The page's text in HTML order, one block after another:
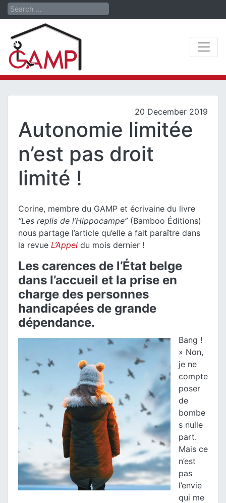
Search
20 December 2019
Autonomie limitée
n’est pas droit
limité !
Corine, membre du GAMP et écrivaine du livre
“Les replis de l’Hippocampe” (Bamboo Éditions)
nous partage l’article qu’elle a fait paraître dans
la revue L’Appel du mois dernier !
Les carences de l’État belge
dans l’accueil et la prise en
charge des personnes
handicapées de grande
dépendance.
Bang !
» Non,
je ne
compte
poser
de
bombe
s nulle
part.
Mais ce
n’est
pas
l’envie
qui me